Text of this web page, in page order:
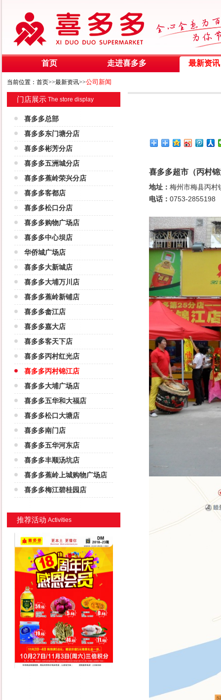
首页 走进喜多多 最新资讯
当前位置：首页>>最新资讯>>公司新闻
门店展示 The store display
喜多多总部
喜多多东门塘分店
喜多多彬芳分店
喜多多五洲城分店
喜多多蕉岭荣兴分店
喜多多客都店
喜多多松口分店
喜多多购物广场店
喜多多中心坝店
华侨城广场店
喜多多大新城店
喜多多大埔万川店
喜多多蕉岭新铺店
喜多多畲江店
喜多多嘉大店
喜多多客天下店
喜多多丙村红光店
喜多多丙村锦江店
喜多多大埔广场店
喜多多五华和大福店
喜多多松口大塘店
喜多多南门店
喜多多五华河东店
喜多多丰顺汤坑店
喜多多蕉岭上城购物广场店
喜多多梅江碧桂园店
推荐活动 Activities
喜多多超市（丙村
地址： 梅州市梅县丙村
电话： 0753-2855198